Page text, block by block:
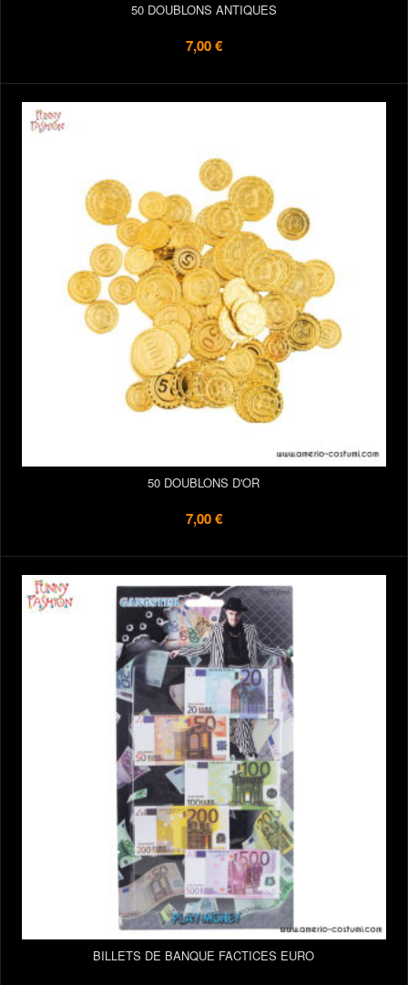
50 DOUBLONS ANTIQUES
7,00 €
50 DOUBLONS D'OR
7,00 €
BILLETS DE BANQUE FACTICES EURO